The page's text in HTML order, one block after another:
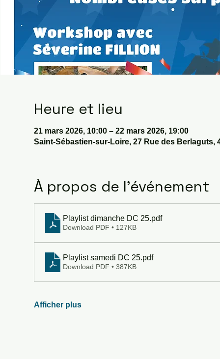
Heure et lieu
21 mars 2026, 10:00 – 22 mars 2026, 19:00
Saint-Sébastien-sur-Loire, 27 Rue des Berlaguts,
À propos de l'événement
Playlist dimanche DC 25.pdf
Download PDF • 127KB
Playlist samedi DC 25.pdf
Download PDF • 387KB
Afficher plus